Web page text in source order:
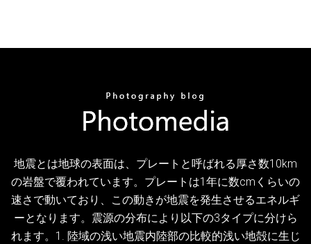
地震とは地球の表面は、プレートと呼ばれる厚さ数10km
の岩盤で覆われています。プレートは1年に数cmくらいの
速さで動いており、この動きが地震を発生させるエネルギ
ーとなります。震源の分布により以下の3タイプに分けら
れます。1. 陸域の浅い地震内陸部の比較的浅い地殻に生じ